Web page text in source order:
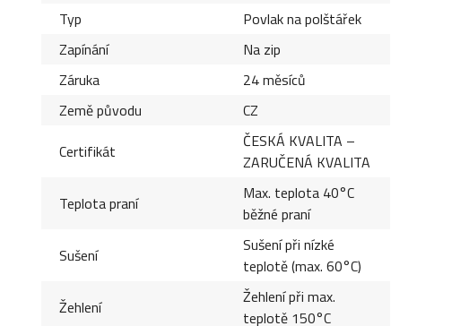
Typ
Povlak na polštářek
Zapínání
Na zip
Záruka
24 měsíců
Země původu
CZ
Certifikát
ČESKÁ KVALITA –
ZARUČENÁ KVALITA
Teplota praní
Max. teplota 40°C
běžné praní
Sušení
Sušení při nízké
teplotě (max. 60°C)
Žehlení
Žehlení při max.
teplotě 150°C